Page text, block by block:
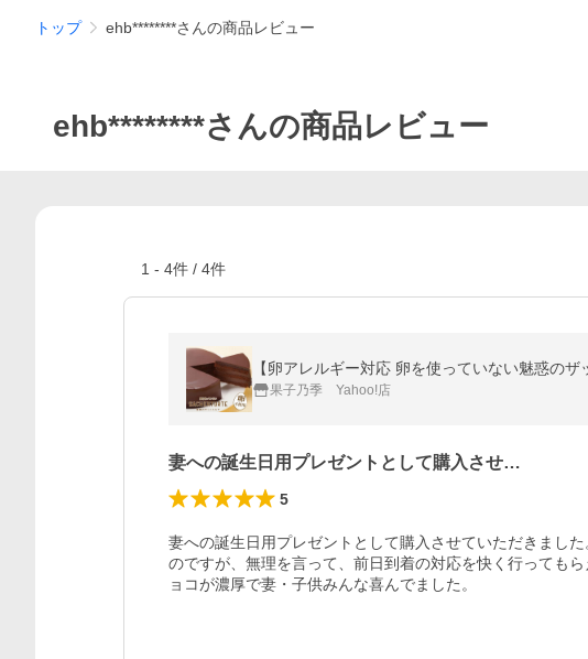
トップ ehb********さんの商品レビュー
ehb********さんの商品レビュー
1 - 4件 / 4件
【卵アレルギー対応 卵を使っていない魅惑の
果子乃季 Yahoo!店
妻への誕生日用プレゼントとして購入させ…
5
妻への誕生日用プレゼントとして購入させていただきまし
のですが、無理を言って、前日到着の対応を快く行っても
ョコが濃厚で妻・子供みんな喜んでました。